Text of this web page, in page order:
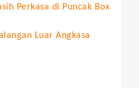
Perkasa di Puncak Box
Luar Angkasa